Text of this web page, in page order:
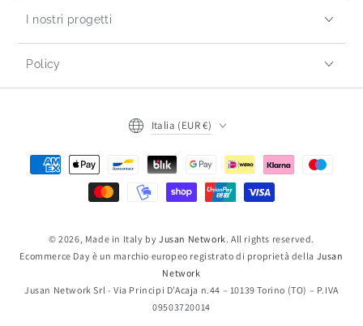
I nostri progetti
Policy
© 2026, Made in Italy by Jusan Network. All rights reserved.
Ecommerce Day è un marchio europeo registrato di proprietà della Jusan
Network
Jusan Network Srl - Via Principi D’Acaja n.44 – 10139 Torino (TO) – P.IVA
09503720014
Italia (EUR €)